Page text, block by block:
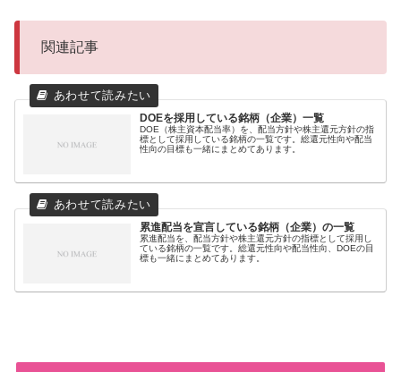
関連記事
DOEを採用している銘柄（企業）一覧
DOE（株主資本配当率）を、配当方針や株主還元方針の指
標として採用している銘柄の一覧です。総還元性向や配当
性向の目標も一緒にまとめてあります。
累進配当を宣言している銘柄（企業）の一覧
累進配当を、配当方針や株主還元方針の指標として採用し
ている銘柄の一覧です。総還元性向や配当性向、DOEの目
標も一緒にまとめてあります。